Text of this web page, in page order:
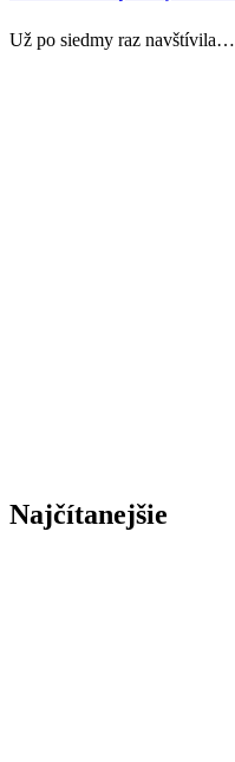
Už po siedmy raz navštívila…
Najčítanejšie